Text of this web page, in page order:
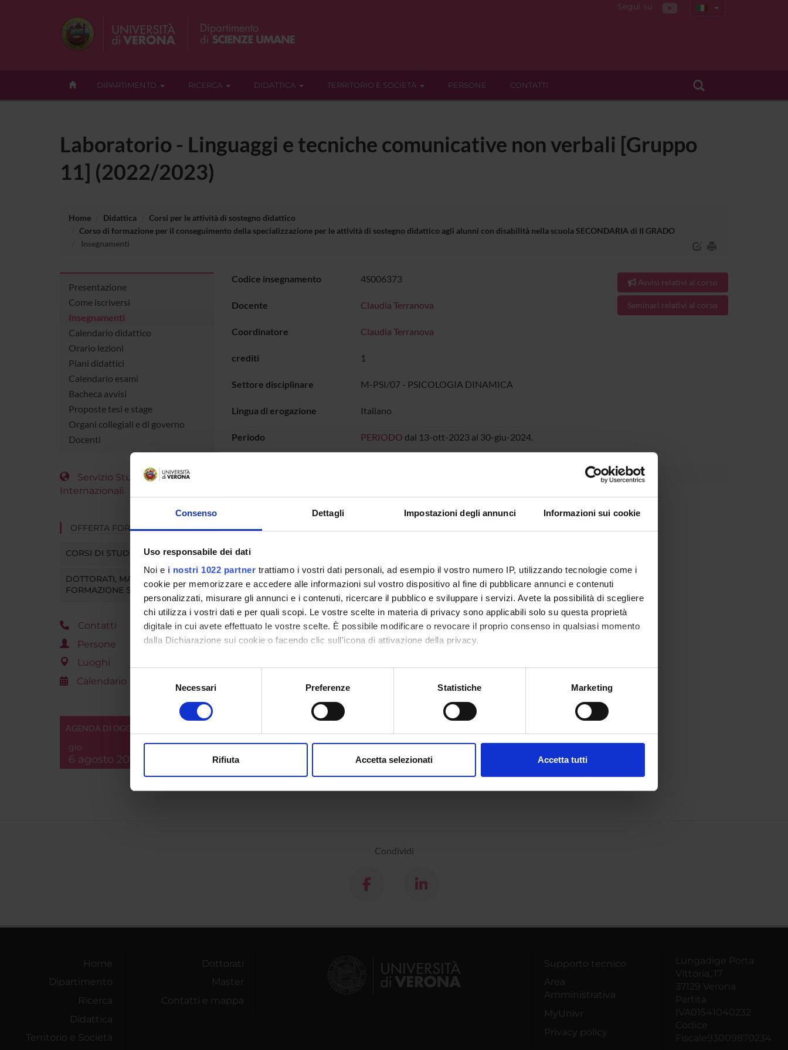
Consenso Dettagli Impostazioni degli annunci Informazioni sui cookie
Uso responsabile dei dati
Noi e i nostri 1022 partner trattiamo i vostri dati personali, ad esempio il vostro numero IP, utilizzando tecnologie come i
cookie per memorizzare e accedere alle informazioni sul vostro dispositivo al fine di pubblicare annunci e contenuti
personalizzati, misurare gli annunci e i contenuti, ricercare il pubblico e sviluppare i servizi. Avete la possibilità di scegliere
chi utilizza i vostri dati e per quali scopi. Le vostre scelte in materia di privacy sono applicabili solo su questa proprietà
digitale in cui avete effettuato le vostre scelte. È possibile modificare o revocare il proprio consenso in qualsiasi momento
dalla Dichiarazione sui cookie o facendo clic sull'icona di attivazione della privacy.
Con il tuo consenso, vorremmo anche:
raccogliere informazioni sulla tua posizione geografica, con un'approssimazione di qualche metro,
digitali).
modificare o ritirare il tuo consenso in qualsiasi momento dalla Dichiarazione sui cookie.
Necessari Preferenze Statistiche Marketing
Rifiuta Accetta selezionati Accetta tutti
Segui su
DIPARTIMENTO RICERCA DIDATTICA TERRITORIO E SOCIETÀ PERSONE CONTATTI
Laboratorio - Linguaggi e tecniche comunicative non verbali [Gruppo
11] (2022/2023)
Home Didattica
Corsi per le attività di sostegno didattico
Corso di formazione per il conseguimento della specializzazione per le attività di sostegno didattico agli alunni con disabilità nella scuola SECONDARIA di II GRADO
Insegnamenti
Presentazione
Come iscriversi
Insegnamenti
Calendario didattico
Orario lezioni
Piani didattici
Calendario esami
Bacheca avvisi
Proposte tesi e stage
Organi collegiali e di governo
Docenti
Servizio Studenti
Internazionali
OFFERTA FORMATIVA
CORSI DI STUDIO
DOTTORATI, MASTER E
FORMAZIONE SUPERIORE
Contatti
Persone
Luoghi
Calendario
AGENDA DI OGGI
gio
6 agosto 2026
Codice insegnamento 4S006373
Docente Claudia Terranova
Coordinatore Claudia Terranova
crediti 1
Settore disciplinare M-PSI/07 - PSICOLOGIA DINAMICA
Lingua di erogazione Italiano
Periodo PERIODO dal 13-ott-2023 al 30-giu-2024.
Avvisi relativi al corso
Seminari relativi al corso
Condividi
Home
Dipartimento
Ricerca
Didattica
Territorio e Società
Dottorati
Master
Contatti e mappa
Supporto tecnico
Area
Amministrativa
MyUnivr
Privacy policy
Lungadige Porta
Vittoria, 17
37129 Verona
Partita
IVA01541040232
Codice
Fiscale93009870234